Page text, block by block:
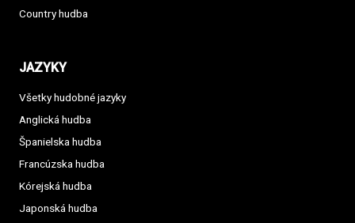
Country hudba
JAZYKY
Všetky hudobné jazyky
Anglická hudba
Španielska hudba
Francúzska hudba
Kórejská hudba
Japonská hudba